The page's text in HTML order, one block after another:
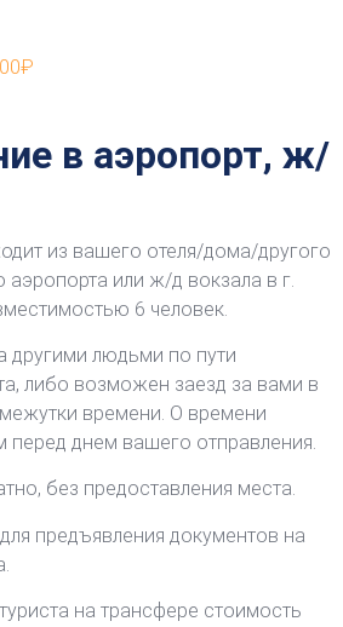
в аэропорт, ж/
из вашего отеля/дома/другого
аэропорта или ж/д вокзала в г.
6 человек.
людьми по пути
либо возможен заезд за вами в
времени. О времени
перед днем вашего отправления.
без предоставления места.
предъявления документов на
на трансфере стоимость